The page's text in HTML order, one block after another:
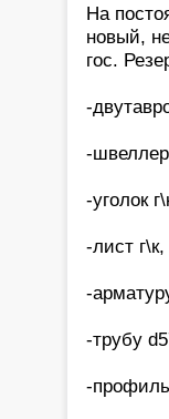
На
новый,
гос.
-
-
-уголок
-лист
-
-трубу
-